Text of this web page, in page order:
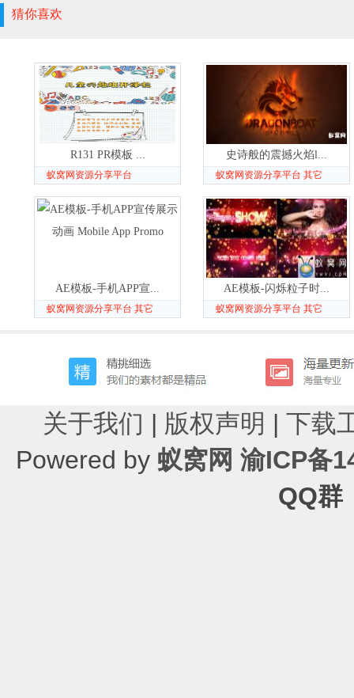
猜你喜欢
R131 PR模板 ...
蚁窝网资源分享平台
史诗般的震撼火焰l...
蚁窝网资源分享平台 其它
AE模板-手机APP宣...
蚁窝网资源分享平台 其它
AE模板-闪烁粒子时...
蚁窝网资源分享平台 其它
关于我们 | 版权声明 | 下载
Powered by 蚁窝网 渝ICP备
QQ群